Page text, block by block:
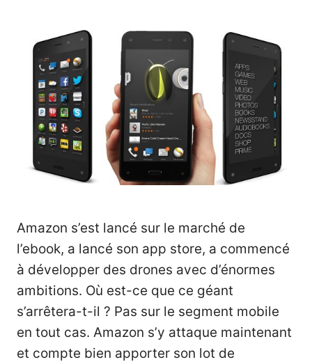
Amazon s’est lancé sur le marché de
l’ebook, a lancé son app store, a commencé
à développer des drones avec d’énormes
ambitions. Où est-ce que ce géant
s’arrêtera-t-il ? Pas sur le segment mobile
en tout cas. Amazon s’y attaque maintenant
et compte bien apporter son lot de